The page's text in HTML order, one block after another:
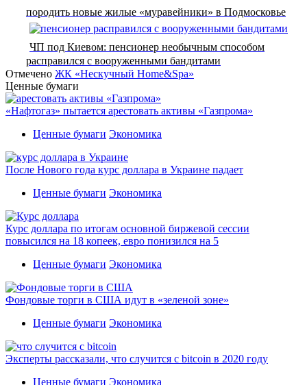
породить новые жилые «муравейники» в Подмосковье
ЧП под Киевом: пенсионер необычным способом
расправился с вооруженными бандитами
Отмечено ЖК «Нескучный Home&Spa»
Ценные бумаги
«Нафтогаз» пытается арестовать активы «Газпрома»
Ценные бумаги Экономика
После Нового года курс доллара в Украине падает
Ценные бумаги Экономика
Курс доллара по итогам основной биржевой сессии
повысился на 18 копеек, евро понизился на 5
Ценные бумаги Экономика
Фондовые торги в США идут в «зеленой зоне»
Ценные бумаги Экономика
Эксперты рассказали, что случится с bitcoin в 2020 году
Ценные бумаги Экономика